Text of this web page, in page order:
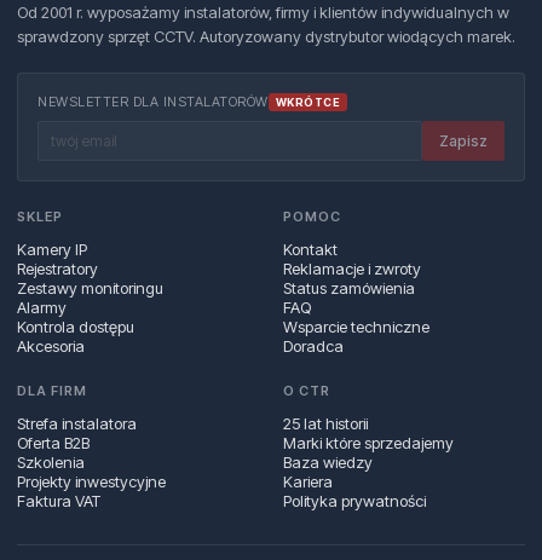
Od 2001 r. wyposażamy instalatorów, firmy i klientów indywidualnych w
sprawdzony sprzęt CCTV. Autoryzowany dystrybutor wiodących marek.
NEWSLETTER DLA INSTALATORÓW WKRÓTCE
Zapisz
SKLEP
Kamery IP
Rejestratory
Zestawy monitoringu
Alarmy
Kontrola dostępu
Akcesoria
POMOC
Kontakt
Reklamacje i zwroty
Status zamówienia
FAQ
Wsparcie techniczne
Doradca
DLA FIRM
Strefa instalatora
Oferta B2B
Szkolenia
Projekty inwestycyjne
Faktura VAT
O CTR
25 lat historii
Marki które sprzedajemy
Baza wiedzy
Kariera
Polityka prywatności